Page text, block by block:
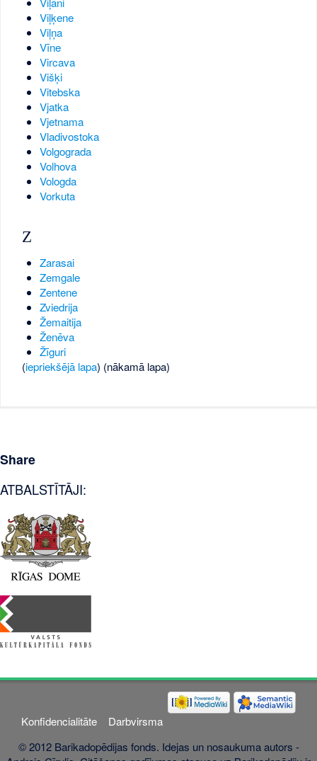
Viļķene
Viļņa
Vīne
Vircava
Višķi
Vitebska
Vjatka
Vjetnama
Vladivostoka
Volgograda
Volhova
Vologda
Vorkuta
Z
Zarasai
Zemgale
Zentene
Zviedrija
Žemaitija
Ženēva
Žīguri
(iepriekšējā lapa) (nākamā lapa)
Share
ATBALSTĪTĀJI:
Konfidencialitāte
Darbvirsma
© 2012 Barikadopēdijas fonds. Idejas un nosaukuma autors -